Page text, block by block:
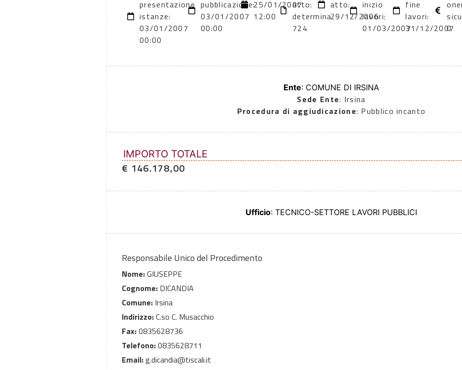
presentazione
istanze:
03/01/2007
00:00
pubblicazione:
03/01/2007
00:00
25/01/2007
12:00
atto:
determina
724
atto:
29/12/2006
inizio
lavori:
01/03/2007
fine
lavori:
31/12/2007
0
Ente: COMUNE DI IRSINA
Sede Ente: Irsina
Procedura di aggiudicazione: Pubblico incanto
IMPORTO TOTALE
€ 146.178,00
Ufficio: TECNICO-SETTORE LAVORI PUBBLICI
Responsabile Unico del Procedimento
Nome:GIUSEPPE
Cognome: DICANDIA
Comune: Irsina
Indirizzo:C.so C. Musacchio
Fax:0835628736
Telefono:0835628711
Email:g.dicandia@tiscali.it